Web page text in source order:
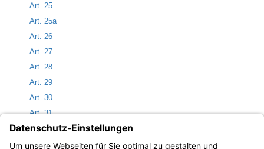
Art. 25
Art. 25a
Art. 26
Art. 27
Art. 28
Art. 29
Art. 30
Art. 31
Art. 32
Art. 33